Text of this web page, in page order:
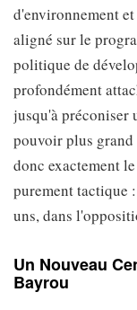
d'environnement
aligné sur le
politique de
profondément
jusqu'à préconiser
pouvoir plus
donc exactement
purement tactique
uns, dans
Un Nouveau
Bayrou